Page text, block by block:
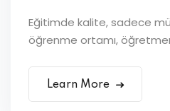
Eğitimde kalite, sadece
öğrenme ortamı,
Learn More